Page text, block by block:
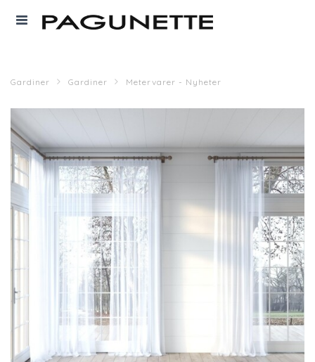
Gardiner Gardiner Metervarer - Nyheter